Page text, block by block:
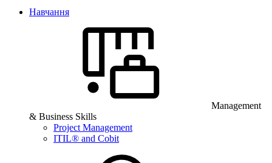
Навчання
Management
& Business Skills
Project Management
ITIL® and Cobit